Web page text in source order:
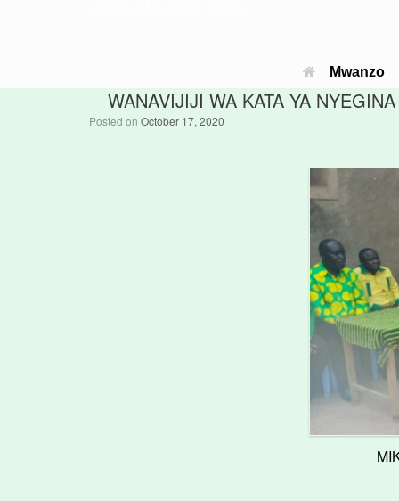
Mwanzo
WANAVIJIJI WA KATA YA
Posted on October 17, 2020